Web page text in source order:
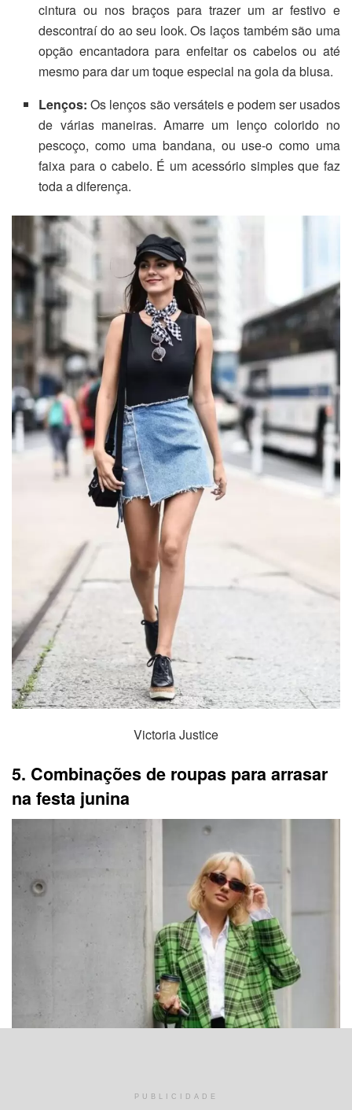
cintura ou nos braços para trazer um ar festivo e
descontraí do ao seu look. Os laços também são uma
opção encantadora para enfeitar os cabelos ou até
mesmo para dar um toque especial na gola da blusa.
Lenços: Os lenços são versáteis e podem ser usados
de várias maneiras. Amarre um lenço colorido no
pescoço, como uma bandana, ou use-o como uma
faixa para o cabelo. É um acessório simples que faz
toda a diferença.
Victoria Justice
5. Combinações de roupas para arrasar
na festa junina
PUBLICIDADE